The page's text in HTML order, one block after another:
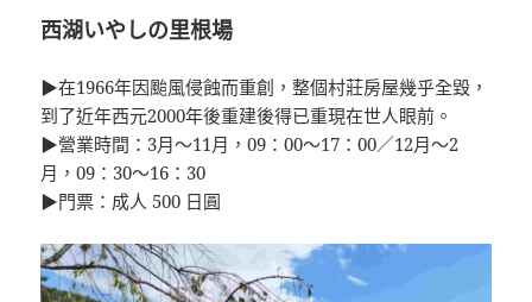
西湖いやしの里根場
▶在1966年因颱風侵蝕而重創，整個村莊房屋幾乎全毀，
到了近年西元2000年後重建後得已重現在世人眼前。
▶營業時間：3月～11月，09：00～17：00／12月～2
月，09：30～16：30
▶門票：成人 500 日圓